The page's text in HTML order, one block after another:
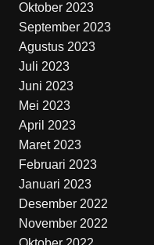
Oktober 2023
September 2023
Agustus 2023
Juli 2023
Juni 2023
Mei 2023
April 2023
Maret 2023
Februari 2023
Januari 2023
Desember 2022
November 2022